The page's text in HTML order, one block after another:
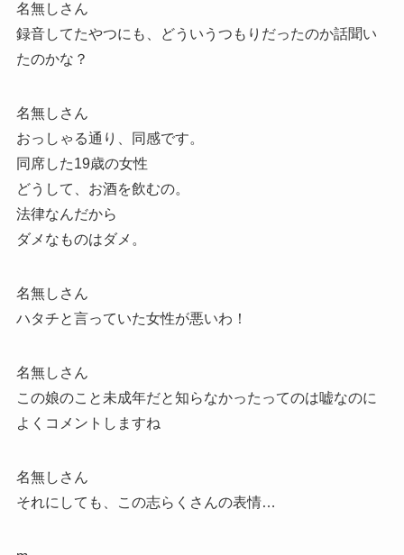
名無しさん
録音してたやつにも、どういうつもりだったのか話聞い
たのかな？
名無しさん
おっしゃる通り、同感です。
同席した19歳の女性
どうして、お酒を飲むの。
法律なんだから
ダメなものはダメ。
名無しさん
ハタチと言っていた女性が悪いわ！
名無しさん
この娘のこと未成年だと知らなかったってのは嘘なのに
よくコメントしますね
名無しさん
それにしても、この志らくさんの表情…